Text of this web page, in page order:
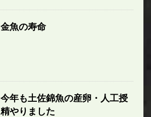
金魚の寿命
今年も土佐錦魚の産卵・人工授
精やりました